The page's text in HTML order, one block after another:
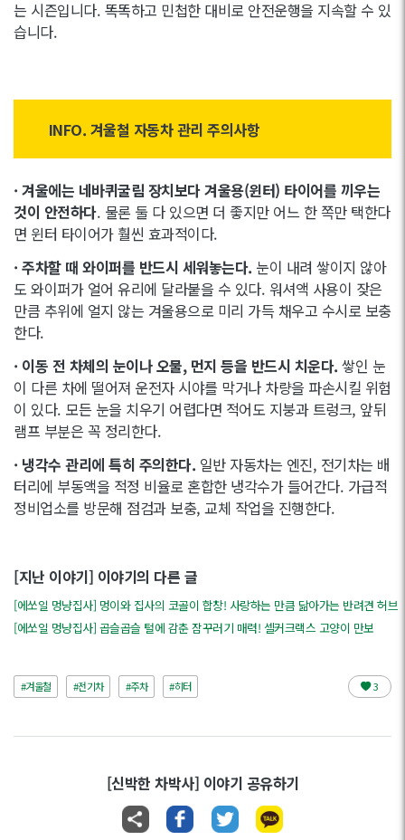
는 시즌입니다. 똑똑하고 민첩한 대비로 안전운행을 지속할 수 있
습니다.
INFO. 겨울철 자동차 관리 주의사항
· 겨울에는 네바퀴굴림 장치보다 겨울용(윈터) 타이어를 끼우는
것이 안전하다. 물론 둘 다 있으면 더 좋지만 어느 한 쪽만 택한다
면 윈터 타이어가 훨씬 효과적이다.
· 주차할 때 와이퍼를 반드시 세워놓는다. 눈이 내려 쌓이지 않아
도 와이퍼가 얼어 유리에 달라붙을 수 있다. 워셔액 사용이 잦은
만큼 추위에 얼지 않는 겨울용으로 미리 가득 채우고 수시로 보충
한다.
· 이동 전 차체의 눈이나 오물, 먼지 등을 반드시 치운다. 쌓인 눈
이 다른 차에 떨어져 운전자 시야를 막거나 차량을 파손시킬 위험
이 있다. 모든 눈을 치우기 어렵다면 적어도 지붕과 트렁크, 앞뒤
램프 부분은 꼭 정리한다.
· 냉각수 관리에 특히 주의한다. 일반 자동차는 엔진, 전기차는 배
터리에 부동액을 적정 비율로 혼합한 냉각수가 들어간다. 가급적
정비업소를 방문해 점검과 보충, 교체 작업을 진행한다.
[지난 이야기] 이야기의 다른 글
[에쏘일 멍냥집사] 멍이와 집사의 코골이 합창! 사랑하는 만큼 닮아가는 반려견 허브
[에쏘일 멍냥집사] 곱슬곱슬 털에 감춘 잠꾸러기 매력! 셀커크랙스 고양이 만보
#겨울철 #전기차 #주차 #히터 3
[신박한 차박사] 이야기 공유하기